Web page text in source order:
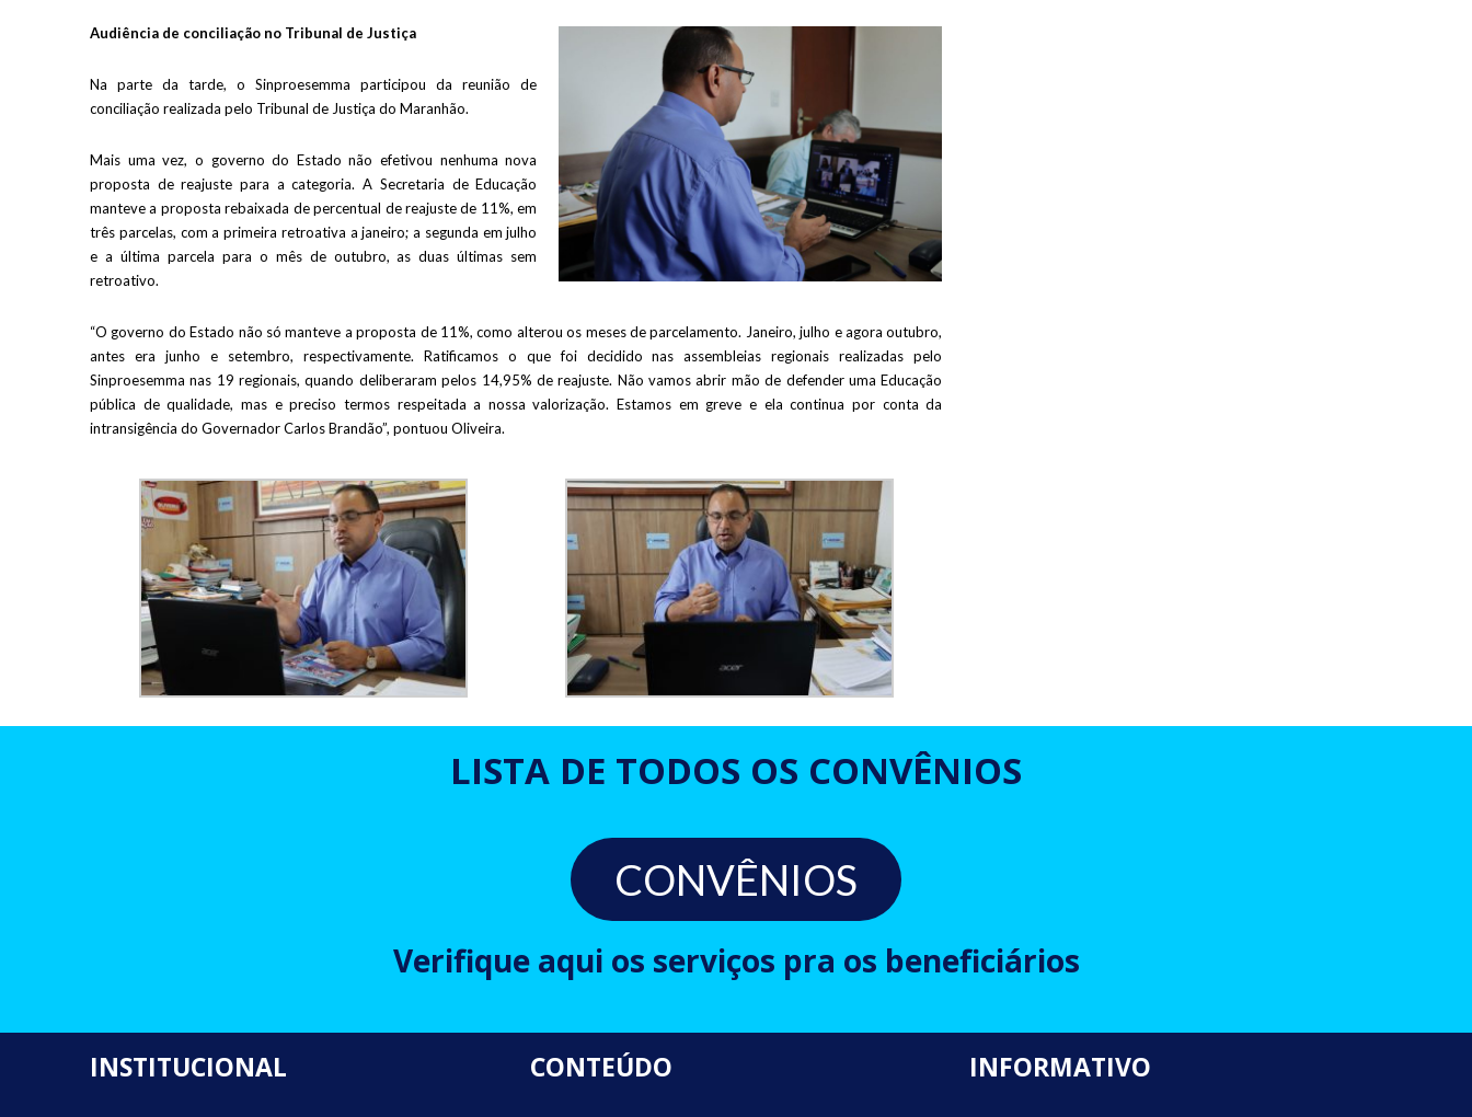
Audiência de conciliação no Tribunal de Justiça
Na parte da tarde, o Sinproesemma participou da reunião de
conciliação realizada pelo Tribunal de Justiça do Maranhão.
Mais uma vez, o governo do Estado não efetivou nenhuma nova
proposta de reajuste para a categoria. A Secretaria de Educação
manteve a proposta rebaixada de percentual de reajuste de 11%, em
três parcelas, com a primeira retroativa a janeiro; a segunda em julho
e a última parcela para o mês de outubro, as duas últimas sem
retroativo.
“O governo do Estado não só manteve a proposta de 11%, como alterou os meses de parcelamento. Janeiro, julho e agora outubro,
antes era junho e setembro, respectivamente. Ratificamos o que foi decidido nas assembleias regionais realizadas pelo
Sinproesemma nas 19 regionais, quando deliberaram pelos 14,95% de reajuste. Não vamos abrir mão de defender uma Educação
pública de qualidade, mas e preciso termos respeitada a nossa valorização. Estamos em greve e ela continua por conta da
intransigência do Governador Carlos Brandão”, pontuou Oliveira.
LISTA DE TODOS OS CONVÊNIOS
CONVÊNIOS
Verifique aqui os serviços pra os beneficiários
INSTITUCIONAL CONTEÚDO INFORMATIVO